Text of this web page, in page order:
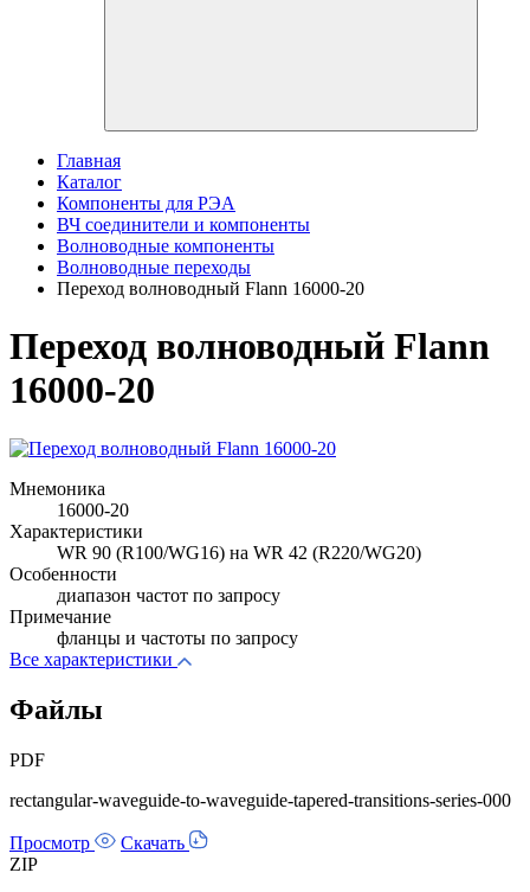
Главная
Каталог
Компоненты для РЭА
ВЧ соединители и компоненты
Волноводные компоненты
Волноводные переходы
Переход волноводный Flann 16000-20
Переход волноводный Flann
16000-20
Мнемоника
16000-20
Характеристики
WR 90 (R100/WG16) на WR 42 (R220/WG20)
Особенности
диапазон частот по запросу
Примечание
фланцы и частоты по запросу
Все характеристики
Файлы
PDF
rectangular-waveguide-to-waveguide-tapered-transitions-series-000
Просмотр
Скачать
ZIP